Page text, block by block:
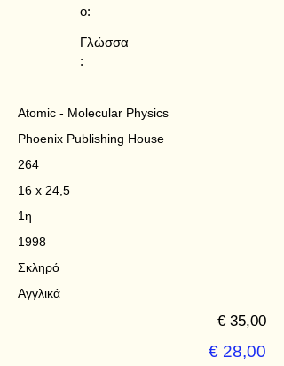
ο:
Γλώσσα
:
Atomic - Molecular Physics
Phoenix Publishing House
264
16 x 24,5
1η
1998
Σκληρό
Αγγλικά
€ 35,00
€ 28,00